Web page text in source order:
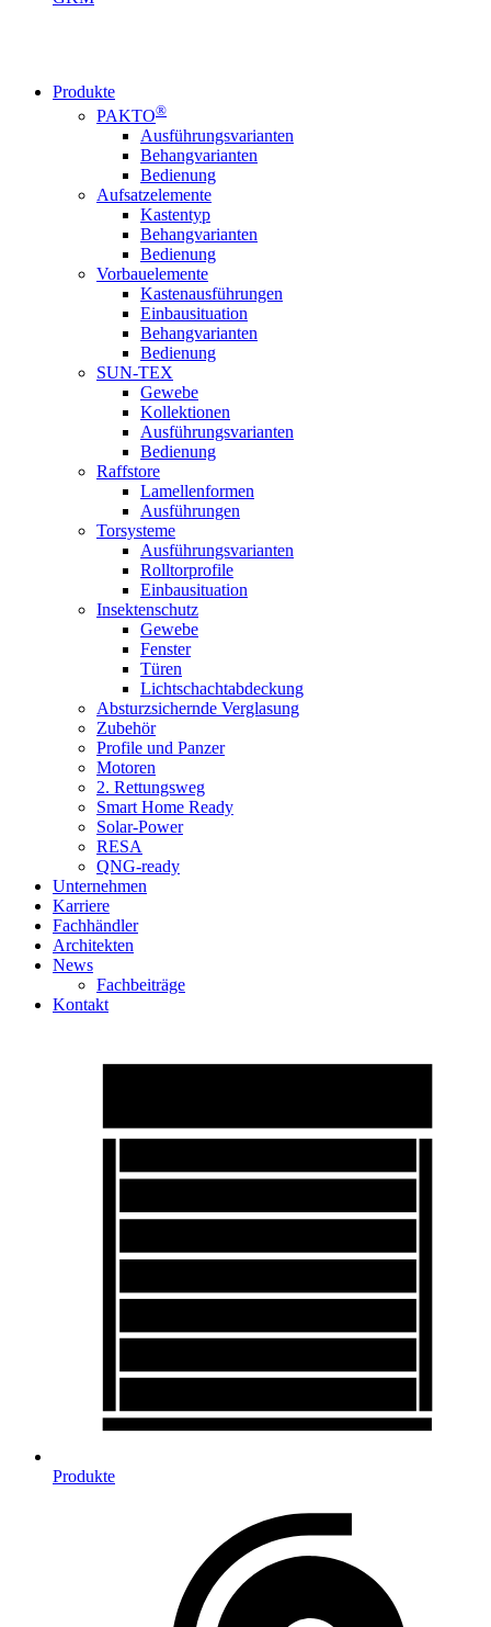
Produkte
PAKTO®
Ausführungsvarianten
Behangvarianten
Bedienung
Aufsatzelemente
Kastentyp
Behangvarianten
Bedienung
Vorbauelemente
Kastenausführungen
Einbausituation
Behangvarianten
Bedienung
SUN-TEX
Gewebe
Kollektionen
Ausführungsvarianten
Bedienung
Raffstore
Lamellenformen
Ausführungen
Torsysteme
Ausführungsvarianten
Rolltorprofile
Einbausituation
Insektenschutz
Gewebe
Fenster
Türen
Lichtschachtabdeckung
Absturzsichernde Verglasung
Zubehör
Profile und Panzer
Motoren
2. Rettungsweg
Smart Home Ready
Solar-Power
RESA
QNG-ready
Unternehmen
Karriere
Fachhändler
Architekten
News
Fachbeiträge
Kontakt
Produkte